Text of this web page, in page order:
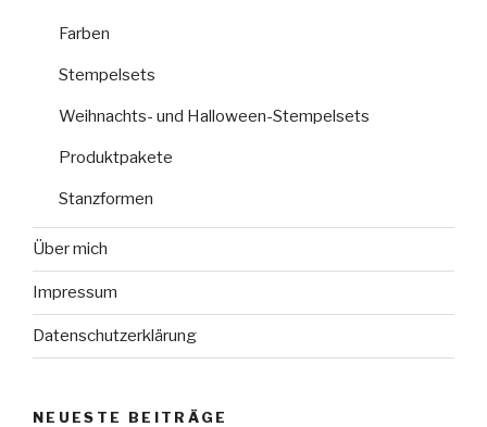
Farben
Stempelsets
Weihnachts- und Halloween-Stempelsets
Produktpakete
Stanzformen
Über mich
Impressum
Datenschutzerklärung
NEUESTE BEITRÄGE